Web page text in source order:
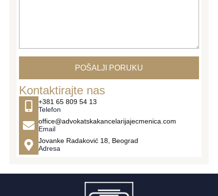
POŠALJI PORUKU
Kontaktirajte nas
+381 65 809 54 13
Telefon
office@advokatskakancelarijajecmenica.com
Email
Jovanke Radaković 18, Beograd
Adresa